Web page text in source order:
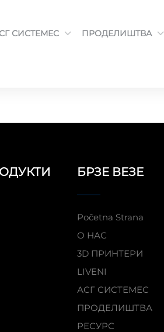
СИСТЕМЕС
ПРОДЕЛИШТВА
БРЗЕ ВЕЗЕ
Početna Strana
О НАС
3D ПРИНТЕРИ
LIVENI
АСГ СИСТЕМЕС
ПРОДЕЛИШТВА
РЕСУРС